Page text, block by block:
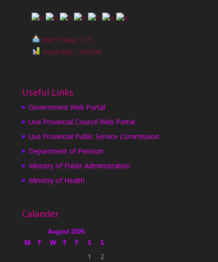
Visit Today : 171
Total Visit : 379736
Useful Links
Government Web Portal
Uva Provincial Council Web Portal
Uva Provincial Public Service Commission
Department of Pension
Ministry of Public Administration
Ministry of Health
Calander
August 2026
M T W T F S
S
1
2